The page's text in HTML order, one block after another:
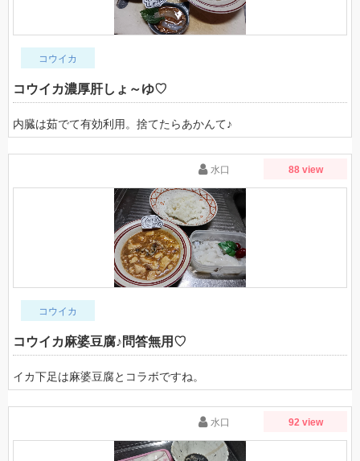
コウイカ
コウイカ濃厚肝しょ～ゆ♡
内臓は茹でて有効利用。捨てたらあかんて♪
水口 88 view
コウイカ
コウイカ麻婆豆腐♪問答無用♡
イカ下足は麻婆豆腐とコラボですね。
水口 92 view